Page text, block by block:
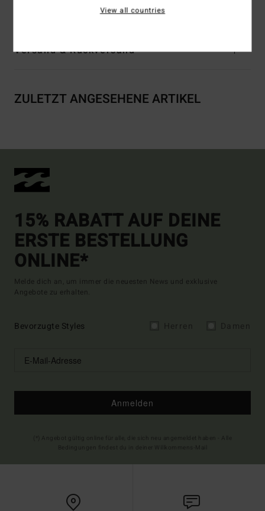
(Polyamide) / 22% Elastane
Versand & Rückversand
ZULETZT ANGESEHENE ARTIKEL
15% RABATT AUF DEINE
ERSTE BESTELLUNG
ONLINE*
Melde dich an, um immer die neuesten News und exklusive
Angebote zu erhalten.
Bevorzugte Styles
Anmelden
View all countries